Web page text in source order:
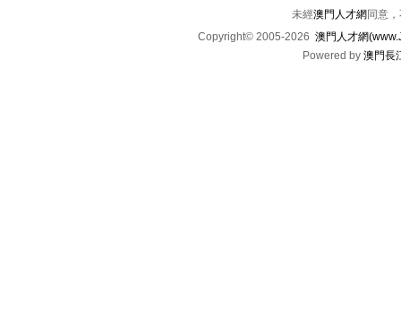
未經澳門人才網 同意
Copyright© 2005-2026 澳門人才網
Powered by 澳門長